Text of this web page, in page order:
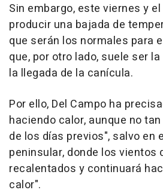
Sin embargo, este viernes y
producir una bajada de
que serán los normales para
que, por otro lado, suele ser
la llegada de la canícula.
Por ello, Del Campo ha
haciendo calor, aunque no
de los días previos", salvo en
peninsular, donde los vientos
recalentados y continuará
calor".